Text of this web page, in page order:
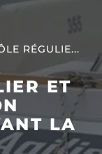
355C
RÉGULIE...
ET
LA